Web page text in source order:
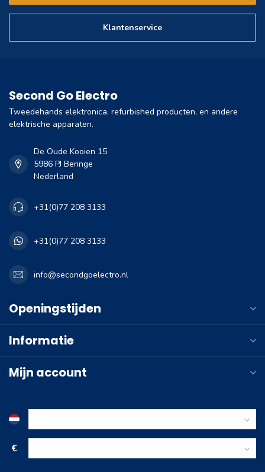
Klantenservice
Second Go Electro
Tweedehands elektronica, refurbished producten, en andere
elektrische apparaten.
De Oude Kooien 15
5986 PJ Beringe
Nederland
+31(0)77 208 3133
+31(0)77 208 3133
info@secondgoelectro.nl
Openingstijden
Informatie
Mijn account
€